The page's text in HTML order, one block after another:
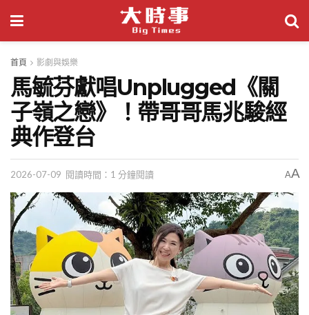
首頁 影劇與娛樂
馬毓芬獻唱Unplugged《關
子嶺之戀》！帶哥哥馬兆駿經
典作登台
2026-07-09 閱讀時間：1 分鐘閱讀 AA